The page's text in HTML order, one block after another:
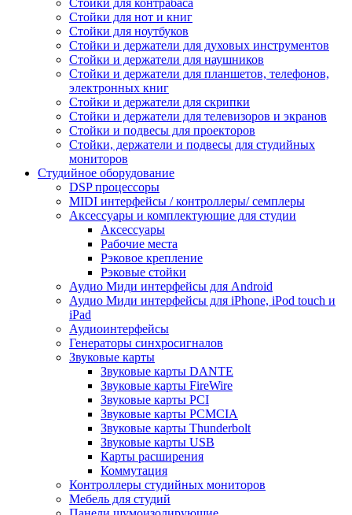
Стойки для контрабаса
Стойки для нот и книг
Стойки для ноутбуков
Стойки и держатели для духовых инструментов
Стойки и держатели для наушников
Стойки и держатели для планшетов, телефонов,
электронных книг
Стойки и держатели для скрипки
Стойки и держатели для телевизоров и экранов
Стойки и подвесы для проекторов
Стойки, держатели и подвесы для студийных
мониторов
Студийное оборудование
DSP процессоры
MIDI интерфейсы / контроллеры/ семплеры
Аксессуары и комплектующие для студии
Аксессуары
Рабочие места
Рэковое крепление
Рэковые стойки
Аудио Миди интерфейсы для Android
Аудио Миди интерфейсы для iPhone, iPod touch и
iPad
Аудиоинтерфейсы
Генераторы синхросигналов
Звуковые карты
Звуковые карты DANTE
Звуковые карты FireWire
Звуковые карты PCI
Звуковые карты PCMCIA
Звуковые карты Thunderbolt
Звуковые карты USB
Карты расширения
Коммутация
Контроллеры студийных мониторов
Мебель для студий